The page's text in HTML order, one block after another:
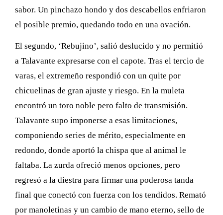
sabor. Un pinchazo hondo y dos descabellos enfriaron
el posible premio, quedando todo en una ovación.
El segundo, ‘Rebujino’, salió deslucido y no permitió
a Talavante expresarse con el capote. Tras el tercio de
varas, el extremeño respondió con un quite por
chicuelinas de gran ajuste y riesgo. En la muleta
encontró un toro noble pero falto de transmisión.
Talavante supo imponerse a esas limitaciones,
componiendo series de mérito, especialmente en
redondo, donde aportó la chispa que al animal le
faltaba. La zurda ofreció menos opciones, pero
regresó a la diestra para firmar una poderosa tanda
final que conectó con fuerza con los tendidos. Remató
por manoletinas y un cambio de mano eterno, sello de